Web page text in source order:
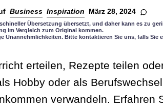
Business Inspiration März 28, 2024
Übersetzung übersetzt, und daher kann es zu
im Vergleich zum Original kommen.
Unannehmlichkeiten. Bitte kontaktieren Sie uns, falls Sie
erteilen, Rezepte teilen
Hobby oder als
verwandeln. Erfahren